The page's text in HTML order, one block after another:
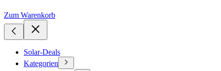
Zum Warenkorb
Solar-Deals
Kategorien